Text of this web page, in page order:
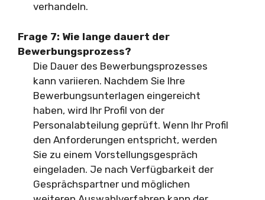
verhandeln.
Frage 7: Wie lange dauert der
Bewerbungsprozess?
Die Dauer des Bewerbungsprozesses
kann variieren. Nachdem Sie Ihre
Bewerbungsunterlagen eingereicht
haben, wird Ihr Profil von der
Personalabteilung geprüft. Wenn Ihr Profil
den Anforderungen entspricht, werden
Sie zu einem Vorstellungsgespräch
eingeladen. Je nach Verfügbarkeit der
Gesprächspartner und möglichen